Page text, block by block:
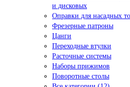
и дисковых
Оправки для насадных
Фрезерные патроны
Цанги
Переходные втулки
Расточные системы
Наборы прижимов
Поворотные столы